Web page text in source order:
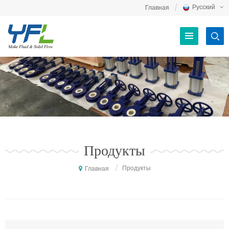
Русский
Главная
Продукты
Главная / Продукты